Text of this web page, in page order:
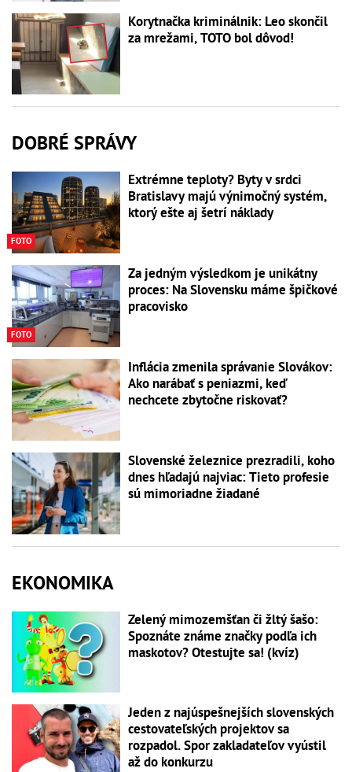
Korytnačka kriminálnik: Leo skončil
za mrežami, TOTO bol dôvod!
DOBRÉ SPRÁVY
FOTO
Extrémne teploty? Byty v srdci
Bratislavy majú výnimočný systém,
ktorý ešte aj šetrí náklady
FOTO
Za jedným výsledkom je unikátny
proces: Na Slovensku máme špičkové
pracovisko
Inflácia zmenila správanie Slovákov:
Ako narábať s peniazmi, keď
nechcete zbytočne riskovať?
Slovenské železnice prezradili, koho
dnes hľadajú najviac: Tieto profesie
sú mimoriadne žiadané
EKONOMIKA
Zelený mimozemšťan či žltý šašo:
Spoznáte známe značky podľa ich
maskotov? Otestujte sa! (kvíz)
Jeden z najúspešnejších slovenských
cestovateľských projektov sa
rozpadol. Spor zakladateľov vyústil
až do konkurzu